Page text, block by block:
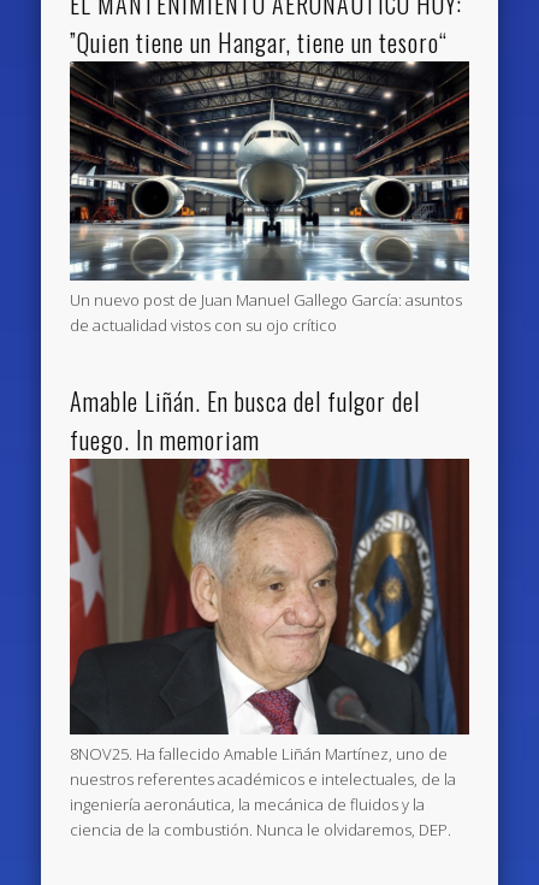
”Quien tiene un Hangar, tiene un tesoro“
Un nuevo post de Juan Manuel Gallego García: asuntos
de actualidad vistos con su ojo crítico
Amable Liñán. En busca del fulgor del
fuego. In memoriam
8NOV25. Ha fallecido Amable Liñán Martínez, uno de
nuestros referentes académicos e intelectuales, de la
ingeniería aeronáutica, la mecánica de fluidos y la
ciencia de la combustión. Nunca le olvidaremos, DEP.